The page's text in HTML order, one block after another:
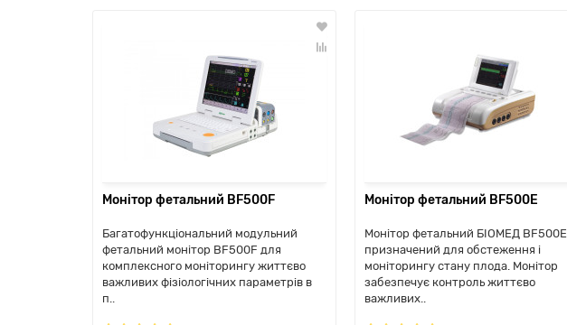
Монітор фетальний BF500F
Багатофункціональний модульний
фетальний монітор BF500F для
комплексного моніторингу життєво
важливих фізіологічних параметрів в
п..
Монітор фетальний BF500E
Монітор фетальний БІОМЕД BF500E
призначений для обстеження і
моніторингу стану плода. Монітор
забезпечує контроль життєво
важливих..